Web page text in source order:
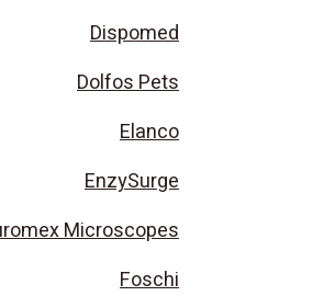
Dispomed
Dolfos Pets
Elanco
EnzySurge
Microscopes
Foschi